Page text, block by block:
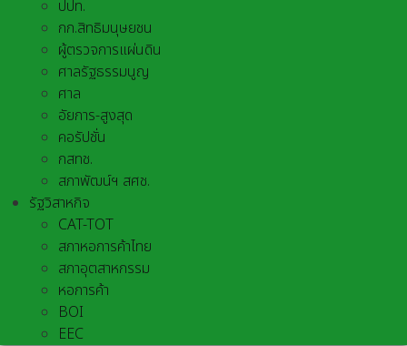
ปปท.
กก.สิทธิมนุษยชน
ผู้ตรวจการแผ่นดิน
ศาลรัฐธรรมนูญ
ศาล
อัยการ-สูงสุด
คอรัปชั่น
กสทช.
สภาพัฒน์ฯ สศช.
รัฐวิสาหกิจ
CAT-TOT
สภาหอการค้าไทย
สภาอุตสาหกรรม
หอการค้า
BOI
EEC